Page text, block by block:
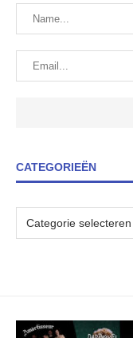
CATEGORIEËN